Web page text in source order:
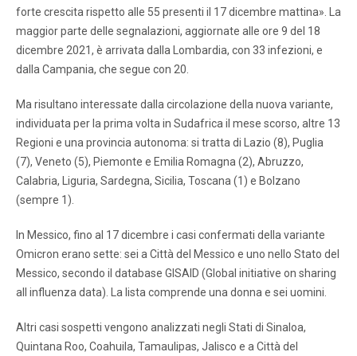
forte crescita rispetto alle 55 presenti il 17 dicembre mattina». La
maggior parte delle segnalazioni, aggiornate alle ore 9 del 18
dicembre 2021, è arrivata dalla Lombardia, con 33 infezioni, e
dalla Campania, che segue con 20.
Ma risultano interessate dalla circolazione della nuova variante,
individuata per la prima volta in Sudafrica il mese scorso, altre 13
Regioni e una provincia autonoma: si tratta di Lazio (8), Puglia
(7), Veneto (5), Piemonte e Emilia Romagna (2), Abruzzo,
Calabria, Liguria, Sardegna, Sicilia, Toscana (1) e Bolzano
(sempre 1).
In Messico, fino al 17 dicembre i casi confermati della variante
Omicron erano sette: sei a Città del Messico e uno nello Stato del
Messico, secondo il database GISAID (Global initiative on sharing
all influenza data). La lista comprende una donna e sei uomini.
Altri casi sospetti vengono analizzati negli Stati di Sinaloa,
Quintana Roo, Coahuila, Tamaulipas, Jalisco e a Città del